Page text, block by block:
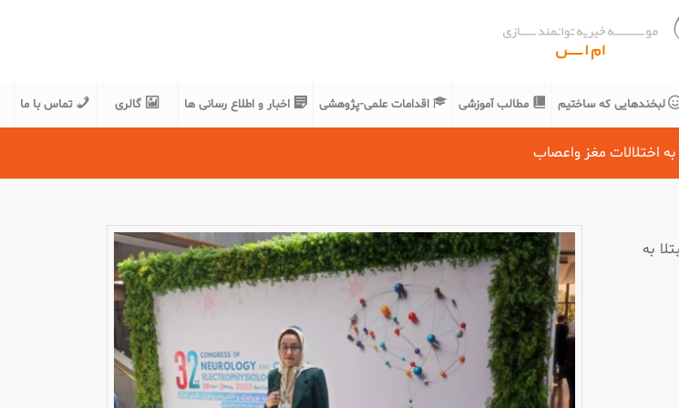
لبخندهایی که ساختیم مطالب آموزشی اقدامات علمی-پژوهشی اخبار و اطلاع رسانی ها گالری تماس با ما
اختلالات مغز واعصاب
به